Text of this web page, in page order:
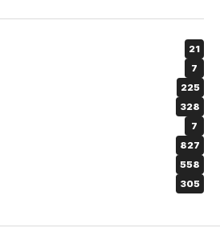
21
7
225
328
7
827
558
305